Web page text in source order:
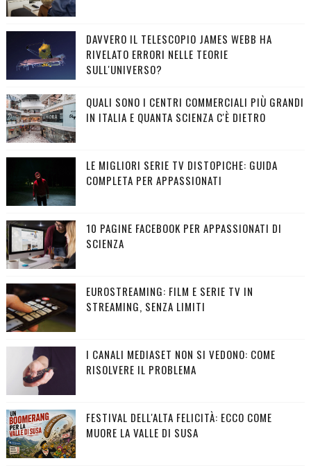
DAVVERO IL TELESCOPIO JAMES WEBB HA
RIVELATO ERRORI NELLE TEORIE
SULL'UNIVERSO?
QUALI SONO I CENTRI COMMERCIALI PIÙ GRANDI
IN ITALIA E QUANTA SCIENZA C'È DIETRO
LE MIGLIORI SERIE TV DISTOPICHE: GUIDA
COMPLETA PER APPASSIONATI
10 PAGINE FACEBOOK PER APPASSIONATI DI
SCIENZA
EUROSTREAMING: FILM E SERIE TV IN
STREAMING, SENZA LIMITI
I CANALI MEDIASET NON SI VEDONO: COME
RISOLVERE IL PROBLEMA
FESTIVAL DELL'ALTA FELICITÀ: ECCO COME
MUORE LA VALLE DI SUSA